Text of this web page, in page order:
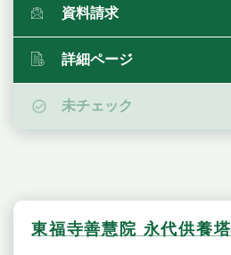
資料請求
詳細ページ
未チェック
東福寺善慧院 永代供養塔